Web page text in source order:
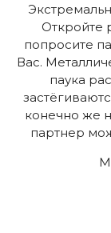
Откройте
попросите
Вас.
паука
конечно же
партнер